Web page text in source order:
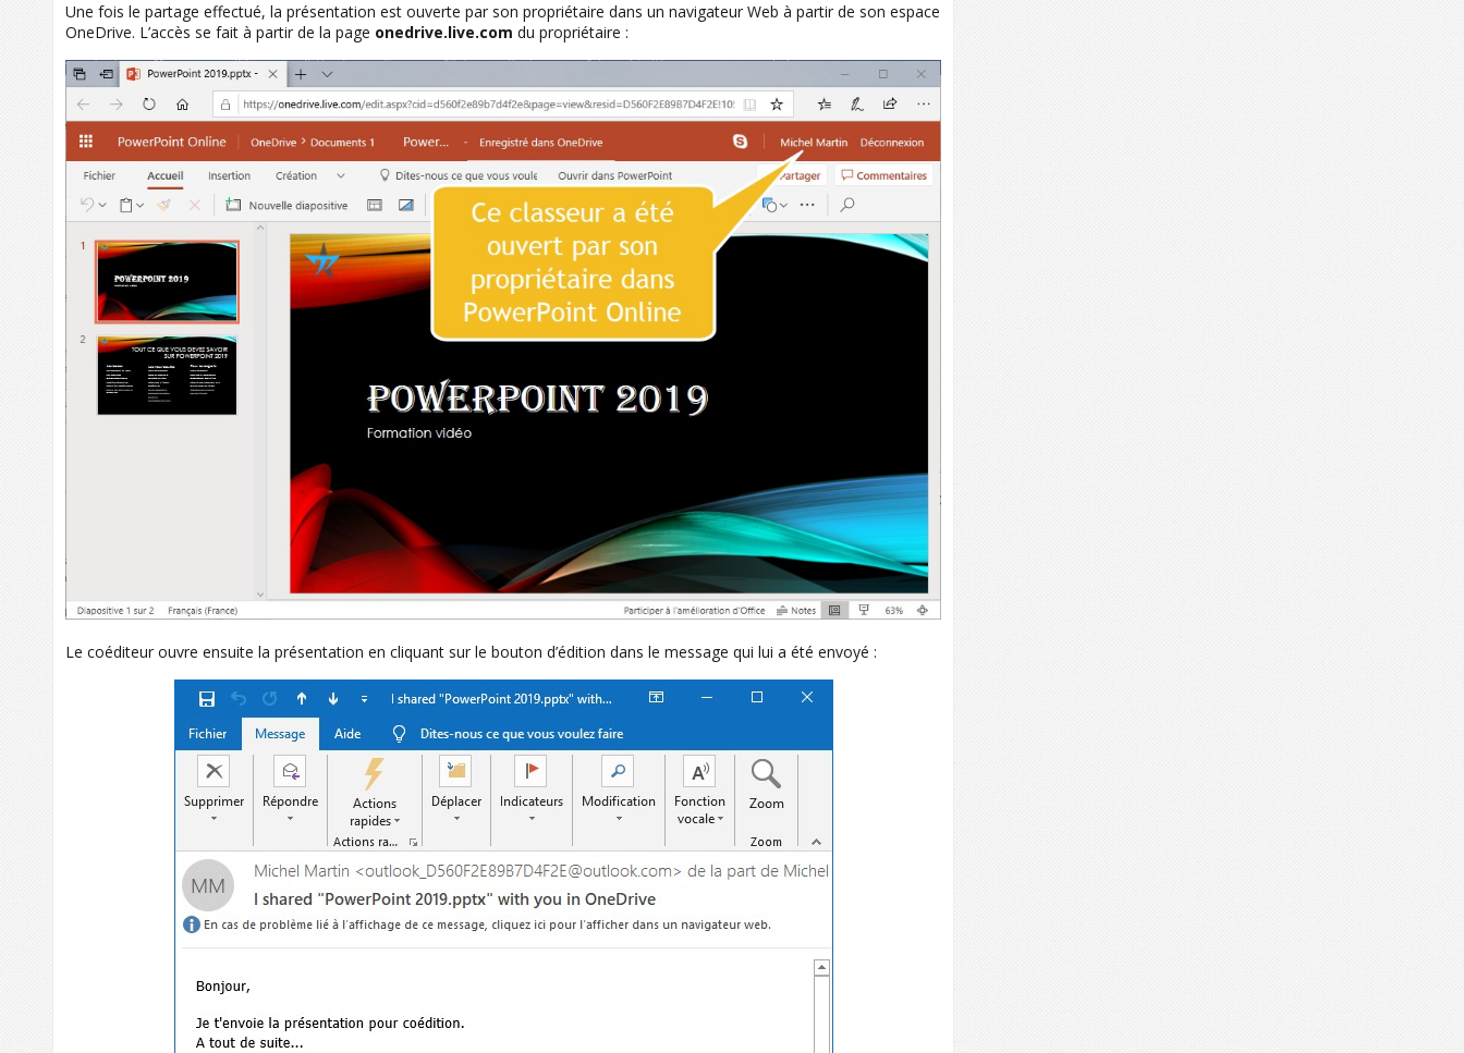
Une fois le partage effectué, la présentation est ouverte par son propriétaire dans un navigateur Web à partir de son espace
OneDrive. L’accès se fait à partir de la page onedrive.live.com du propriétaire :
Le coéditeur ouvre ensuite la présentation en cliquant sur le bouton d’édition dans le message qui lui a été envoyé :